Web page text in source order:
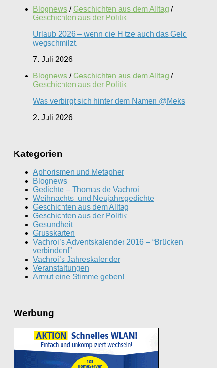
Blognews / Geschichten aus dem Alltag /
Geschichten aus der Politik
Urlaub 2026 – wenn die Hitze auch das Geld
wegschmilzt.
7. Juli 2026
Blognews / Geschichten aus dem Alltag /
Geschichten aus der Politik
Was verbirgt sich hinter dem Namen @Meks
2. Juli 2026
Kategorien
Aphorismen und Metapher
Blognews
Gedichte – Thomas de Vachroi
Weihnachts -und Neujahrsgedichte
Geschichten aus dem Alltag
Geschichten aus der Politik
Gesundheit
Grusskarten
Vachroi’s Adventskalender 2016 – “Brücken
verbinden!”
Vachroi’s Jahreskalender
Veranstaltungen
Armut eine Stimme geben!
Werbung